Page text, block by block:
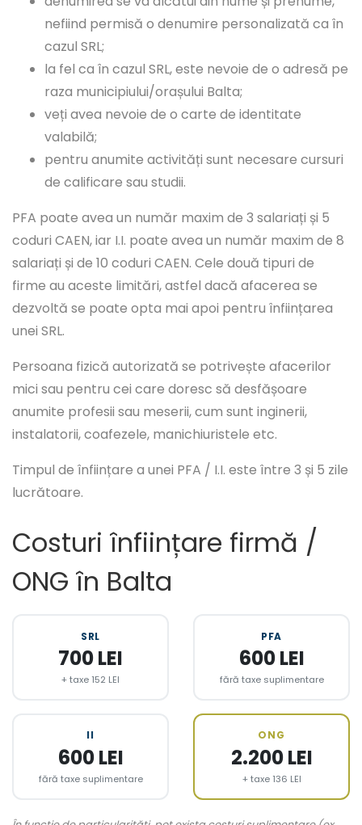
nefiind permisă o denumire personalizată ca în
cazul SRL;
la fel ca în cazul SRL, este nevoie de o adresă pe
raza municipiului/orașului Balta;
veți avea nevoie de o carte de identitate
valabilă;
pentru anumite activități sunt necesare cursuri
de calificare sau studii.
PFA poate avea un număr maxim de 3 salariați și 5
coduri CAEN, iar I.I. poate avea un număr maxim de 8
salariați și de 10 coduri CAEN. Cele două tipuri de
firme au aceste limitări, astfel dacă afacerea se
dezvoltă se poate opta mai apoi pentru înființarea
unei SRL.
Persoana fizică autorizată se potrivește afacerilor
mici sau pentru cei care doresc să desfășoare
anumite profesii sau meserii, cum sunt inginerii,
instalatorii, coafezele, manichiuristele etc.
Timpul de înființare a unei PFA / I.I. este între 3 și 5 zile
lucrătoare.
Costuri înființare firmă /
ONG în Balta
SRL
700 LEI
+ taxe 152 LEI
PFA
600 LEI
fără taxe suplimentare
II
600 LEI
fără taxe suplimentare
ONG
2.200 LEI
+ taxe 136 LEI